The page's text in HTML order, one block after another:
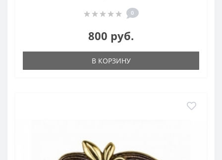
0
800 руб.
В КОРЗИНУ